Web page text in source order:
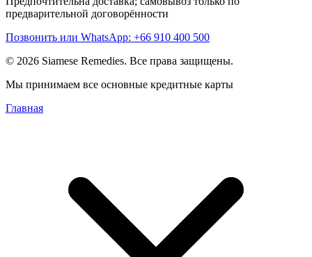
предварительной договорённости
Позвонить или WhatsApp: +66 910 400 500
© 2026 Siamese Remedies. Все права защищены.
Мы принимаем все основные кредитные карты
Главная